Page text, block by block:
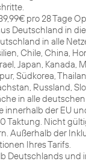
pro 28 Tage
Deutschland in die
in alle
Chile, China,
Japan, Kanada,
Südkorea,
Russland,
in alle
innerhalb der EU
Taktung. Nicht
Außerhalb der
Ihres Tarifs.
Deutschlands und